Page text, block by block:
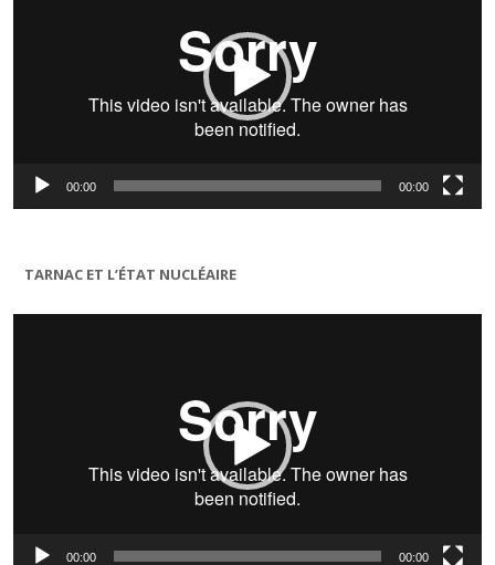
00:00 00:00
TARNAC ET L’ÉTAT NUCLÉAIRE
Lecteur
00:00 00:00